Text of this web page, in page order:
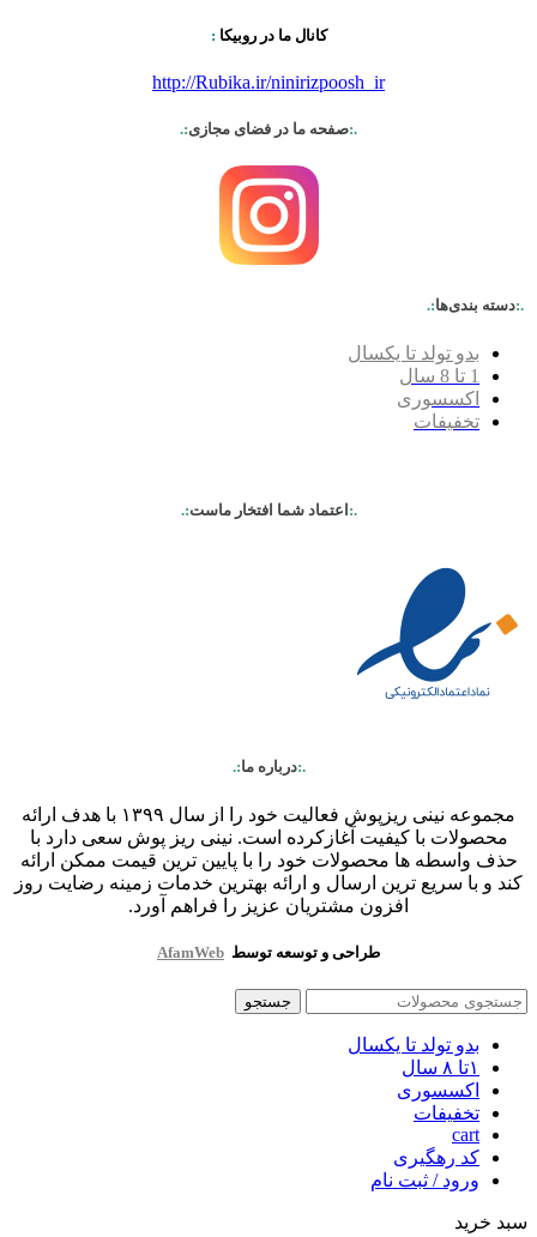
کانال ما در روبیکا :
http://Rubika.ir/ninirizpoosh_ir
.:صفحه ما در فضای مجازی:.
.:دسته بندی‌ها:.
بدو تولد تا یکسال
1 تا 8 سال
اکسسوری
تخفیفات
.:اعتماد شما افتخار ماست:.
.:درباره ما:.
مجموعه نینی ریزپوش فعالیت خود را از سال ۱۳۹۹ با هدف ارائه
محصولات با کیفیت آغازکرده است. نینی ریز پوش سعی دارد با
حذف واسطه ها محصولات خود را با پایین ترین قیمت ممکن ارائه
کند و با سریع ترین ارسال و ارائه بهترین خدمات زمینه رضایت روز
افزون مشتریان عزیز را فراهم آورد.
طراحی و توسعه توسط AfamWeb
جستجو
بدو تولد تا یکسال
۱تا ۸ سال
اکسسوری
تخفیفات
cart
کد رهگیری
ورود / ثبت نام
سبد خرید